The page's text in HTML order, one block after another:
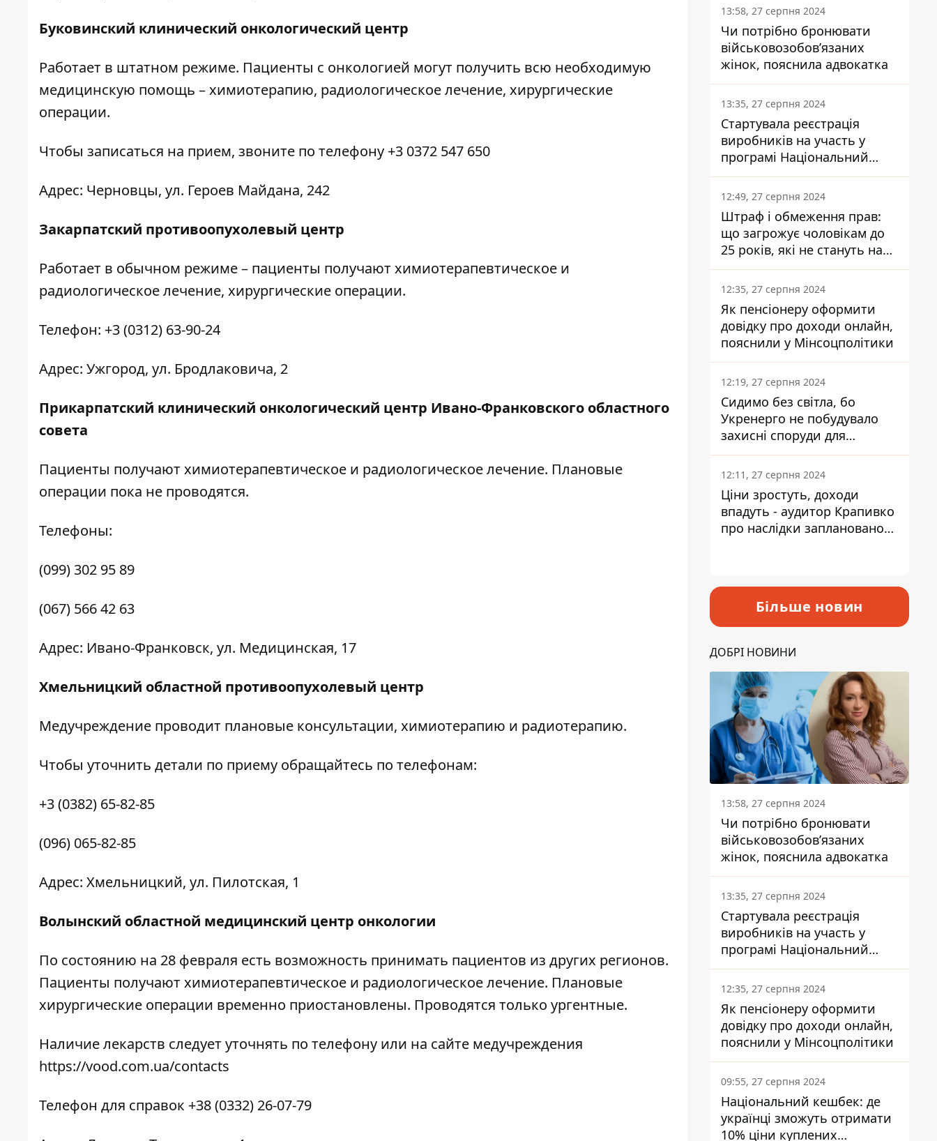
Буковинский клинический онкологический центр
Работает в штатном режиме. Пациенты с онкологией могут получить всю необходимую
медицинскую помощь – химиотерапию, радиологическое лечение, хирургические
операции.
Чтобы записаться на прием, звоните по телефону +3 0372 547 650
Адрес: Черновцы, ул. Героев Майдана, 242
Закарпатский противоопухолевый центр
Работает в обычном режиме – пациенты получают химиотерапевтическое и
радиологическое лечение, хирургические операции.
Телефон: +3 (0312) 63-90-24
Адрес: Ужгород, ул. Бродлаковича, 2
Прикарпатский клинический онкологический центр Ивано-Франковского областного
совета
Пациенты получают химиотерапевтическое и радиологическое лечение. Плановые
операции пока не проводятся.
Телефоны:
(099) 302 95 89
(067) 566 42 63
Адрес: Ивано-Франковск, ул. Медицинская, 17
Хмельницкий областной противоопухолевый центр
Медучреждение проводит плановые консультации, химиотерапию и радиотерапию.
Чтобы уточнить детали по приему обращайтесь по телефонам:
+3 (0382) 65-82-85
(096) 065-82-85
Адрес: Хмельницкий, ул. Пилотская, 1
Волынский областной медицинский центр онкологии
По состоянию на 28 февраля есть возможность принимать пациентов из других регионов.
Пациенты получают химиотерапевтическое и радиологическое лечение. Плановые
хирургические операции временно приостановлены. Проводятся только ургентные.
Наличие лекарств следует уточнять по телефону или на сайте медучреждения
https://vood.com.ua/contacts
Телефон для справок +38 (0332) 26-07-79
13:58, 27 серпня 2024
Чи потрібно бронювати
військовозобов’язаних
жінок, пояснила адвокатка
13:35, 27 серпня 2024
Стартувала реєстрація
виробників на участь у
програмі Національний
кешбек: як це зробити
через портал Дія
12:49, 27 серпня 2024
Штраф і обмеження прав:
що загрожує чоловікам до
25 років, які не стануть на
військовий облік
12:35, 27 серпня 2024
Як пенсіонеру оформити
довідку про доходи онлайн,
пояснили у Мінсоцполітики
12:19, 27 серпня 2024
Сидимо без світла, бо
Укренерго не побудувало
захисні споруди для
енергетики - нардеп
Кучеренко
12:11, 27 серпня 2024
Ціни зростуть, доходи
впадуть - аудитор Крапивко
про наслідки запланованого
Більше новин
ДОБРІ НОВИНИ
13:58, 27 серпня 2024
Чи потрібно бронювати
військовозобов’язаних
жінок, пояснила адвокатка
13:35, 27 серпня 2024
Стартувала реєстрація
виробників на участь у
програмі Національний
кешбек: як це зробити
через портал Дія
12:35, 27 серпня 2024
Як пенсіонеру оформити
довідку про доходи онлайн,
пояснили у Мінсоцполітики
09:55, 27 серпня 2024
Національний кешбек: де
українці зможуть отримати
10% ціни куплених